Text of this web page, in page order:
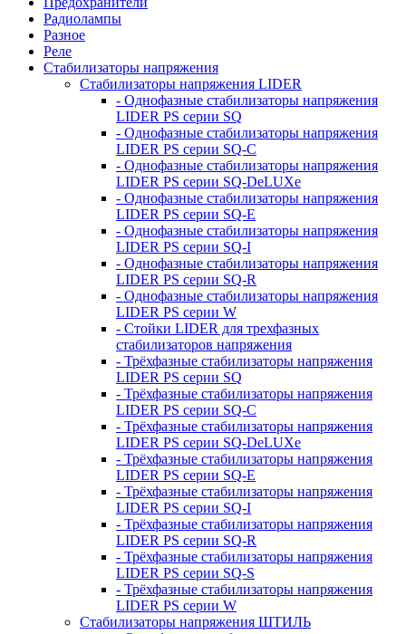
Радиолампы
Разное
Реле
Стабилизаторы напряжения
Стабилизаторы напряжения LIDER
- Однофазные стабилизаторы напряжения
LIDER PS серии SQ
- Однофазные стабилизаторы напряжения
LIDER PS серии SQ-C
- Однофазные стабилизаторы напряжения
LIDER PS серии SQ-DeLUXe
- Однофазные стабилизаторы напряжения
LIDER PS серии SQ-E
- Однофазные стабилизаторы напряжения
LIDER PS серии SQ-I
- Однофазные стабилизаторы напряжения
LIDER PS серии SQ-R
- Однофазные стабилизаторы напряжения
LIDER PS серии W
- Стойки LIDER для трехфазных
стабилизаторов напряжения
- Трёхфазные стабилизаторы напряжения
LIDER PS серии SQ
- Трёхфазные стабилизаторы напряжения
LIDER PS серии SQ-C
- Трёхфазные стабилизаторы напряжения
LIDER PS серии SQ-DeLUXe
- Трёхфазные стабилизаторы напряжения
LIDER PS серии SQ-E
- Трёхфазные стабилизаторы напряжения
LIDER PS серии SQ-I
- Трёхфазные стабилизаторы напряжения
LIDER PS серии SQ-R
- Трёхфазные стабилизаторы напряжения
LIDER PS серии SQ-S
- Трёхфазные стабилизаторы напряжения
LIDER PS серии W
Стабилизаторы напряжения ШТИЛЬ